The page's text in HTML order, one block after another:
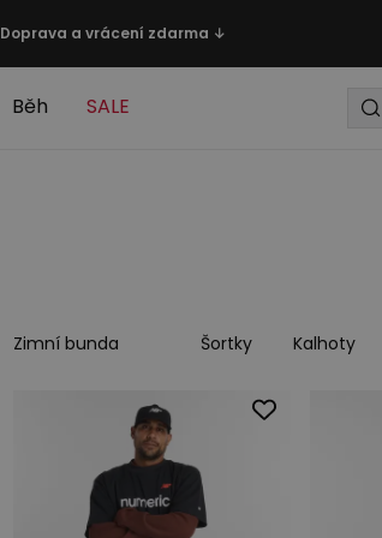
Doprava a vrácení zdarma ↓
Běh SALE
Zimní bunda Šortky Kalhoty